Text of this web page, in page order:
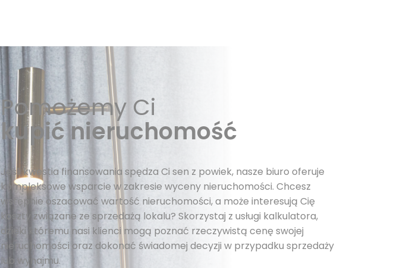
Pomożemy Ci
kupić nieruchomość
Jeśli kwestia finansowania spędza Ci sen z powiek, nasze biuro oferuje
kompleksowe wsparcie w zakresie wyceny nieruchomości. Chcesz
wstępnie oszacować wartość nieruchomości, a może interesują Cię
koszty związane ze sprzedażą lokalu? Skorzystaj z usługi kalkulatora,
dzięki któremu nasi klienci mogą poznać rzeczywistą cenę swojej
nieruchomości oraz dokonać świadomej decyzji w przypadku sprzedaży
lub wynajmu.